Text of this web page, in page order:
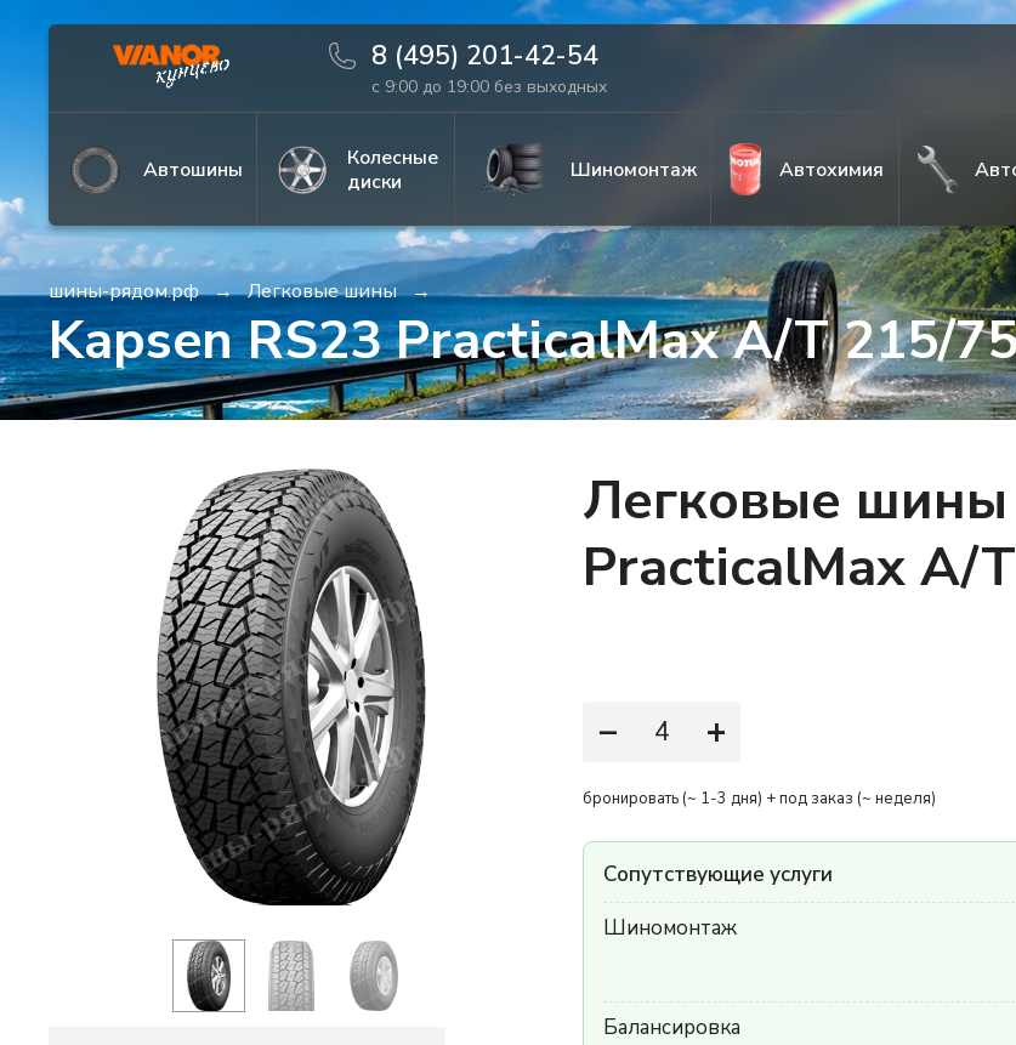
8 (495) 201-42-54
с 9:00 до 19:00 без выходных
Автошины
Колесные
диски
Шиномонтаж Автохимия
шины-рядом.рф Легковые шины
Kapsen RS23 PracticalMax A/T 215/
Легковые шины
PracticalMax A/
− +
бронировать (~ 1-3 дня) + под заказ (~ неделя)
Сопутствующие услуги
Шиномонтаж
Балансировка
Информация Фото товара